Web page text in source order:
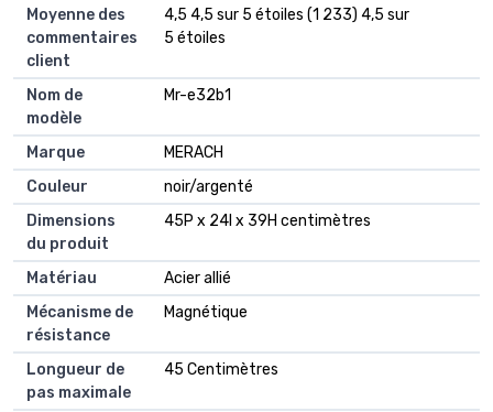
Moyenne des
commentaires
client
4,5 4,5 sur 5 étoiles (1 233) 4,5 sur
5 étoiles
Nom de
modèle
Mr-e32b1
Marque
MERACH
Couleur
noir/argenté
Dimensions
du produit
45P x 24l x 39H centimètres
Matériau
Acier allié
Mécanisme de
résistance
Magnétique
Longueur de
pas maximale
45 Centimètres